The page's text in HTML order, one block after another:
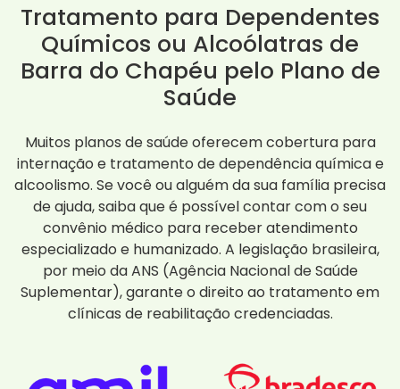
Tratamento para Dependentes
Químicos ou Alcoólatras de
Barra do Chapéu pelo Plano de
Saúde
Muitos planos de saúde oferecem cobertura para
internação e tratamento de dependência química e
alcoolismo. Se você ou alguém da sua família precisa
de ajuda, saiba que é possível contar com o seu
convênio médico para receber atendimento
especializado e humanizado. A legislação brasileira,
por meio da ANS (Agência Nacional de Saúde
Suplementar), garante o direito ao tratamento em
clínicas de reabilitação credenciadas.